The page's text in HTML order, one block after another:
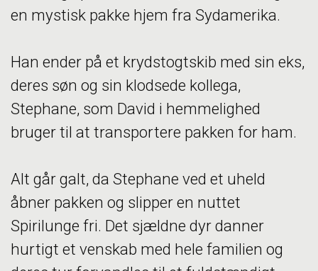
en mystisk pakke hjem fra Sydamerika.
Han ender på et krydstogtskib med sin eks,
deres søn og sin klodsede kollega,
Stephane, som David i hemmelighed
bruger til at transportere pakken for ham.
Alt går galt, da Stephane ved et uheld
åbner pakken og slipper en nuttet
Spirilunge fri. Det sjældne dyr danner
hurtigt et venskab med hele familien og